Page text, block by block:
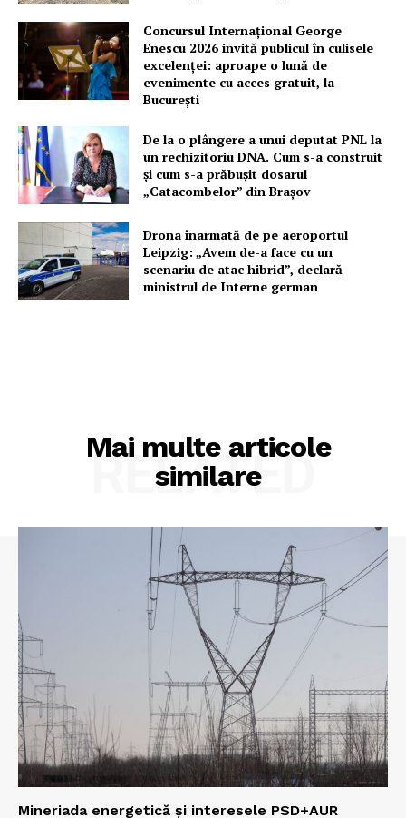
Concursul Internațional George
Enescu 2026 invită publicul în culisele
excelenței: aproape o lună de
evenimente cu acces gratuit, la
București
De la o plângere a unui deputat PNL la
un rechizitoriu DNA. Cum s-a construit
și cum s-a prăbușit dosarul
„Catacombelor” din Brașov
Drona înarmată de pe aeroportul
Leipzig: „Avem de-a face cu un
scenariu de atac hibrid”, declară
ministrul de Interne german
Mai multe articole
similare
RELATED
Mineriada energetică și interesele PSD+AUR